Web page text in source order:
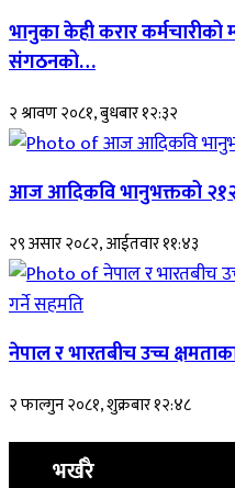
भानुका केही करार कर्मचारीको
संगठनको…
२ श्रावण २०८१, बुधबार १२:३२
आज आदिकवि भानुभक्तको
२९ असार २०८२, आईतवार ११:४३
नेपाल र भारतबीच उच्च
२ फाल्गुन २०८१, शुक्रबार १२:४८
भर्खरै